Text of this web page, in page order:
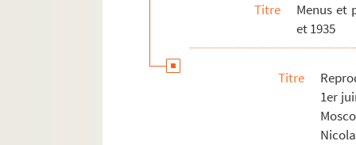
Titre
Menus et
et 1935
Titre
1er